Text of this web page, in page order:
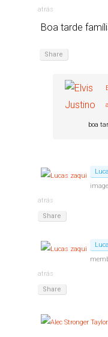
atrás
Boa tarde
Share
boa
atrás
Share
atrás
Share